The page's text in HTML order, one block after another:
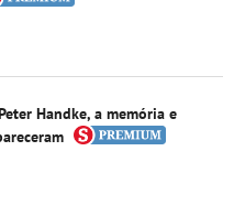
Handke, a memória e